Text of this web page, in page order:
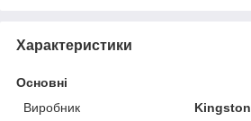
Характеристики
Основні
Виробник
Kingston